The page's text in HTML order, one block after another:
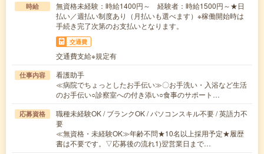
時給
無資格未経験：時給1400円～ 経験者：時給1500円～★日
払い／週払い制度あり（月払いも選べます）※稼働開始時は
手続き完了次第のお支払いとなります。
交通費
交通費支給※規定有
仕事内容
看護助手
≪病院でちょっとしたお手伝い≫〇お手洗い・入浴など生活
のお手伝い○診察室への付き添い○食事のサポート…
応募資格
職種未経験OK / ブランクOK / パソコンスキル不要 / 英語力不
要
≪無資格・未経験OK≫年齢不問★10名以上採用予定★履歴
書は不要です。▽応募後の流れ1)翌営業日まで…